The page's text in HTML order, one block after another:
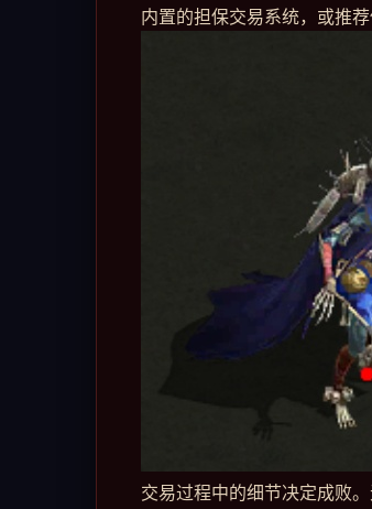
内置的担保交易系统，或推
交易过程中的细节决定成败